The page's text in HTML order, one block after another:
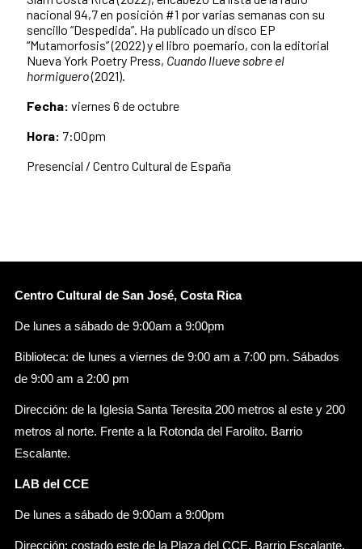
nacional 94,7 en posición #1 por varias semanas con su
sencillo “Despedida”. Ha publicado un disco EP
“Mutamorfosis” (2022) y el libro poemario, con la editorial
Nueva York Poetry Press, Cuando llueve sobre el
hormiguero(2021).
Fecha: viernes 6 de octubre
Hora: 7:00pm
Presencial / Centro Cultural de España
Centro Cultural de San José, Costa Rica
De lunes a sábado de 9:00am a 9:00pm
Biblioteca: de lunes a viernes de 9:00 am a 7:00 pm. Sábados
de 9:00 am a 2:00 pm
Dirección: de la Iglesia Santa Teresita 200 metros al este y 200
metros al norte. Frente a la Rotonda del Farolito. Barrio
Escalante.
LAB del CCE
De lunes a sábado de 9:00am a 9:00pm
Dirección: costado este de la Plaza del CCE, Barrio Escalante.